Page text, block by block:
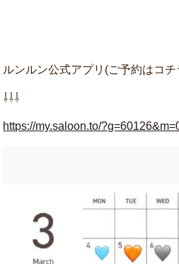
ルンルン公式アプリ(ご予約はコ
⇩⇩⇩
https://my.saloon.to/